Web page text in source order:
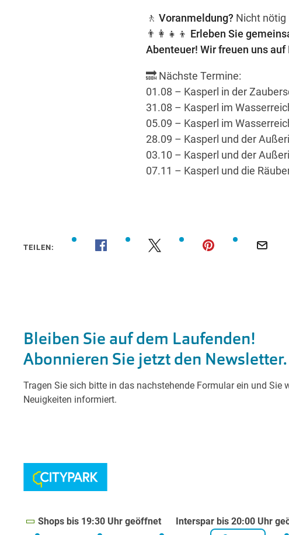
🚶 Voranmeldung? Nicht nötig
👨‍👩‍👧‍👦 Erleben Sie
Abenteuer! Wir freuen uns
🔜 Nächste Termine:
01.08 – Kasperl in der
31.08 – Kasperl im
05.09 – Kasperl im
28.09 – Kasperl und der
03.10 – Kasperl und der
07.11 – Kasperl und die
TEILEN:
Shops bis 19:30 Uhr geöffnet Interspar bis 20:00 Uhr